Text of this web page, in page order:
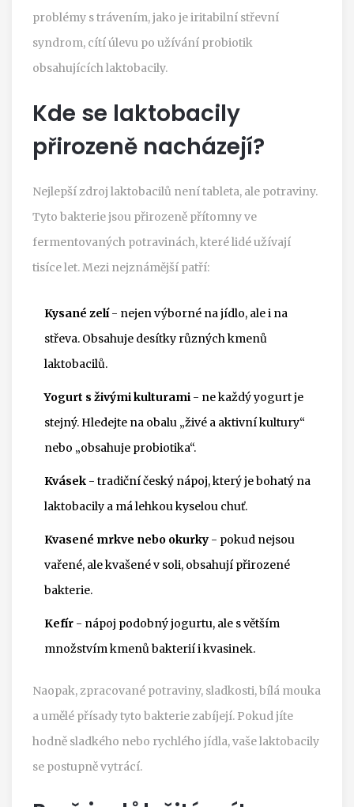
problémy s trávením, jako je iritabilní střevní
syndrom, cítí úlevu po užívání probiotik
obsahujících laktobacily.
Kde se laktobacily
přirozeně nacházejí?
Nejlepší zdroj laktobacilů není tableta, ale potraviny.
Tyto bakterie jsou přirozeně přítomny ve
fermentovaných potravinách, které lidé užívají
tisíce let. Mezi nejznámější patří:
Kysané zelí- nejen výborné na jídlo, ale i na
střeva. Obsahuje desítky různých kmenů
laktobacilů.
Yogurt s živými kulturami - ne každý yogurt je
stejný. Hledejte na obalu „živé a aktivní kultury“
nebo „obsahuje probiotika“.
Kvásek - tradiční český nápoj, který je bohatý na
laktobacily a má lehkou kyselou chuť.
Kvasené mrkve nebo okurky - pokud nejsou
vařené, ale kvašené v soli, obsahují přirozené
bakterie.
Kefír - nápoj podobný jogurtu, ale s větším
množstvím kmenů bakterií i kvasinek.
Naopak, zpracované potraviny, sladkosti, bílá mouka
a umělé přísady tyto bakterie zabíjejí. Pokud jíte
hodně sladkého nebo rychlého jídla, vaše laktobacily
se postupně vytrácí.